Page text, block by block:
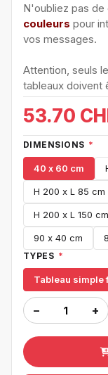
N'oubliez pas de
couleurs pour
vos messages.
Attention, seuls
tableaux doivent
53.70
DIMENSIONS *
40 x 60 cm
H 200 x L 85 cm
H 200 x L 150 cm
90 x 40 cm
TYPES *
Tableau simple
− +